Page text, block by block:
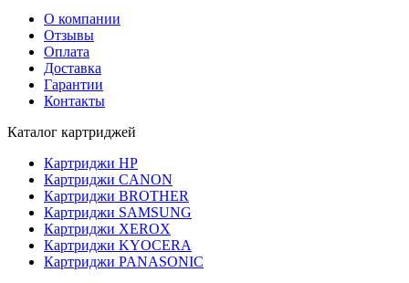
О компании
Отзывы
Оплата
Доставка
Гарантии
Контакты
Каталог картриджей
Картриджи HP
Картриджи CANON
Картриджи BROTHER
Картриджи SAMSUNG
Картриджи XEROX
Картриджи KYOCERA
Картриджи PANASONIC